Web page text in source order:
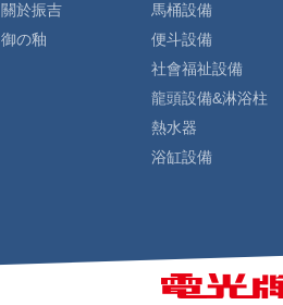
關於振吉
御の釉
馬桶設備
便斗設備
社會福祉設備
龍頭設備&淋浴柱
熱水器
浴缸設備